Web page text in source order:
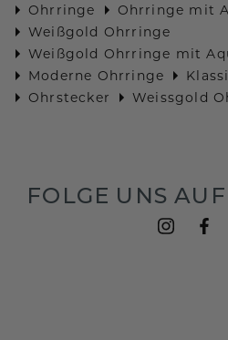
Ohrringe
Ohrringe mit
Weißgold Ohrringe
Weißgold Ohrringe mit
Moderne Ohrringe
Ohrstecker
Weissgold
FOLGE UNS